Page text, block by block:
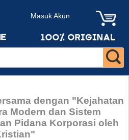
Masuk Akun
dengan "Kejahatan
Modern dan Sistem
Pidana Korporasi oleh